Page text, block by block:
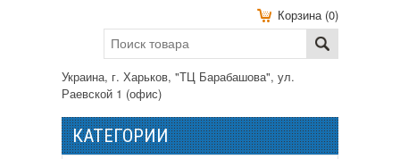
Корзина (0)
Украина, г. Харьков, "ТЦ Барабашова", ул.
Раевской 1 (офис)
КАТЕГОРИИ